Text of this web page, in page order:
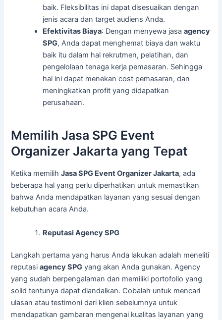
baik. Fleksibilitas ini dapat disesuaikan dengan
jenis acara dan target audiens Anda.
Efektivitas Biaya: Dengan menyewa jasaagency
SPG, Anda dapat menghemat biaya dan waktu
baik itu dalam hal rekrutmen, pelatihan, dan
pengelolaan tenaga kerja pemasaran. Sehingga
hal ini dapat menekan cost pemasaran, dan
meningkatkan profit yang didapatkan
perusahaan.
Memilih Jasa SPG Event
Organizer Jakarta yang Tepat
Ketika memilihJasa SPG Event Organizer Jakarta, ada
beberapa hal yang perlu diperhatikan untuk memastikan
bahwa Anda mendapatkan layanan yang sesuai dengan
kebutuhan acara Anda.
Reputasi Agency SPG
Langkah pertama yang harus Anda lakukan adalah meneliti
reputasiagency SPG yang akan Anda gunakan. Agency
yang sudah berpengalaman dan memiliki portofolio yang
solid tentunya dapat diandalkan. Cobalah untuk mencari
ulasan atau testimoni dari klien sebelumnya untuk
mendapatkan gambaran mengenai kualitas layanan yang